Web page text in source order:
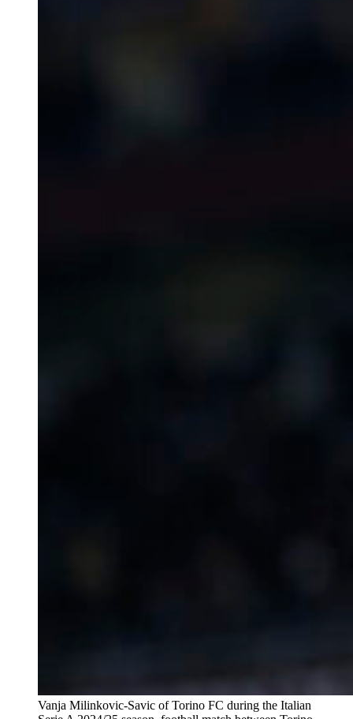
Vanja Milinkovic-Savic of Torino FC during the Italian